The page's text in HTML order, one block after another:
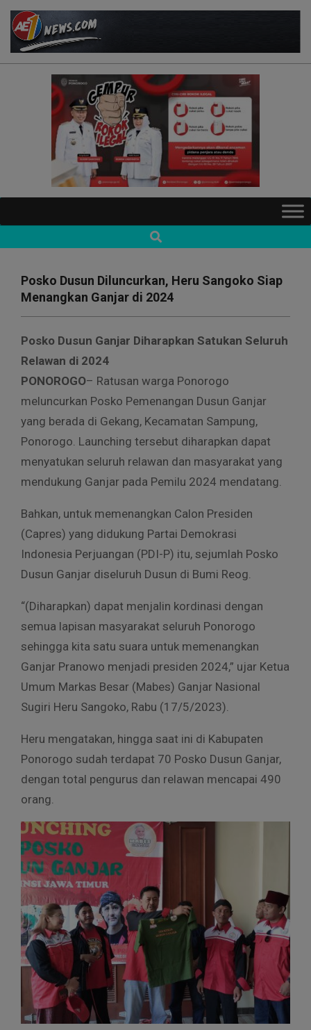
Skip
content
AE1NEWS
Navigation
Search
Posko Dusun Diluncurkan, Heru Sangoko Siap
Menangkan Ganjar di 2024
Posko Dusun Ganjar Diharapkan Satukan Seluruh
Relawan di 2024
PONOROGO– Ratusan warga Ponorogo
meluncurkan Posko Pemenangan Dusun Ganjar
yang berada di Gekang, Kecamatan Sampung,
Ponorogo. Launching tersebut diharapkan dapat
menyatukan seluruh relawan dan masyarakat yang
mendukung Ganjar pada Pemilu 2024 mendatang.
Bahkan, untuk memenangkan Calon Presiden
(Capres) yang didukung Partai Demokrasi
Indonesia Perjuangan (PDI-P) itu, sejumlah Posko
Dusun Ganjar diseluruh Dusun di Bumi Reog.
“(Diharapkan) dapat menjalin kordinasi dengan
semua lapisan masyarakat seluruh Ponorogo
sehingga kita satu suara untuk memenangkan
Ganjar Pranowo menjadi presiden 2024,” ujar Ketua
Umum Markas Besar (Mabes) Ganjar Nasional
Sugiri Heru Sangoko, Rabu (17/5/2023).
Heru mengatakan, hingga saat ini di Kabupaten
Ponorogo sudah terdapat 70 Posko Dusun Ganjar,
dengan total pengurus dan relawan mencapai 490
orang.